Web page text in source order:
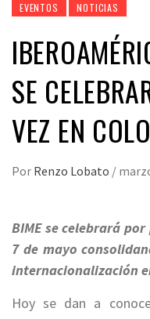
EVENTOS NOTICIAS
SE
VEZ EN
Por Renzo Lobato /
BIME se celebrará
7 de mayo
internacionalización
Hoy se dan a